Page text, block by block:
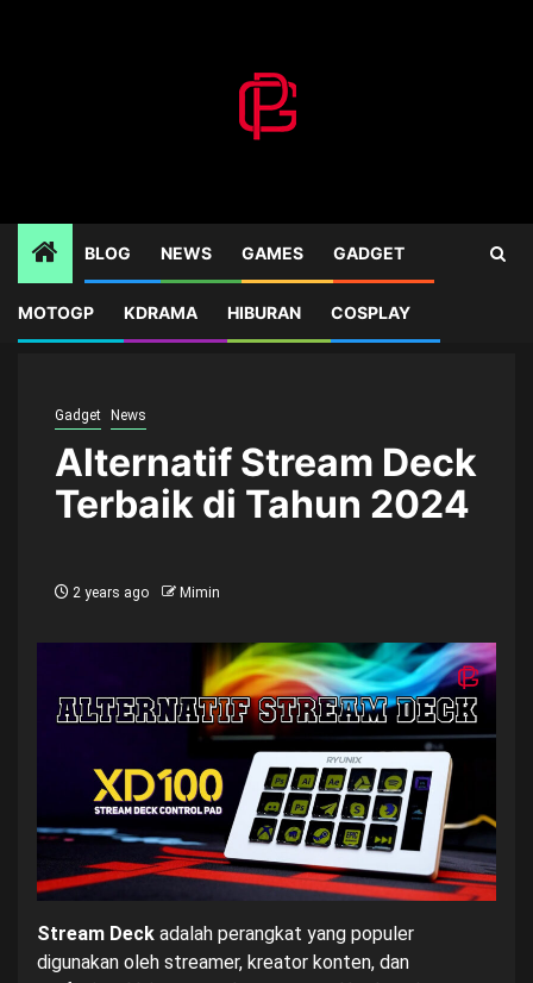
BLOG NEWS GAMES GADGET
MOTOGP KDRAMA HIBURAN COSPLAY
Home Gadget Alternatif Stream Deck Terbaik di Tahun 2024
Gadget News
Alternatif Stream Deck
Terbaik di Tahun 2024
2 years ago Mimin
Stream Deck adalah perangkat yang populer
digunakan oleh streamer, kreator konten, dan